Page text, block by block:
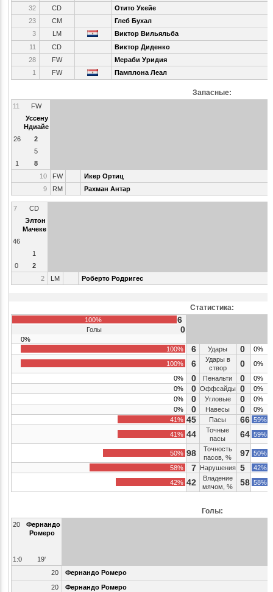
32
CD
Отито Укейе
23
CM
Глеб Бухал
3
LM
Виктор Вильяльба
11
CD
Виктор Диденко
28
FW
Мераби Уридия
1
FW Памплона Леал
Запасные:
11
FW
Уссену
Ндиайе
26
2
5
1
8
10
FW
Икер Ортиц
9
RM Рахман Антар
7
CD
Элтон
Мачеке
46
1
0
2
2
LM Роберто Родригес
Статистика:
100% 6
Голы 0
0%
100%
6 Удары 0
0%
100%
6
Удары в
створ
0
0%
0%
0 Пенальти 0
0%
0%
0 Оффсайды 0
0%
0%
0 Угловые 0
0%
0%
0 Навесы 0
0%
41% 45 Пасы 66 59%
41% 44
Точные
пасы
64 59%
50% 98
Точность
пасов, %
97 50%
58%
7 Нарушения 5
42%
42% 42
Владение
мячом, %
58 58%
Голы:
20
Фернандо
Ромеро
1:0
19'
20
Фернандо Ромеро
20
Фернандо Ромеро